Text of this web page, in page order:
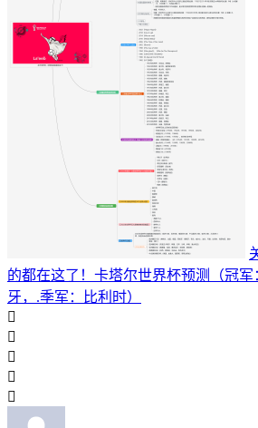
的都在这了！卡塔尔世界杯预测（冠
牙，.季军：比利时）




